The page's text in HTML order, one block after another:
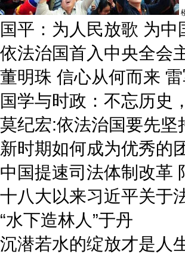
国平：为人民放歌 为中
依法治国首入中央全会
董明珠 信心从何而来
国学与时政：不忘历史
莫纪宏:依法治国要先坚
新时期如何成为优秀的
中国提速司法体制改革
十八大以来习近平关于
“水下造林人”于丹
沉潜若水的绽放才是人